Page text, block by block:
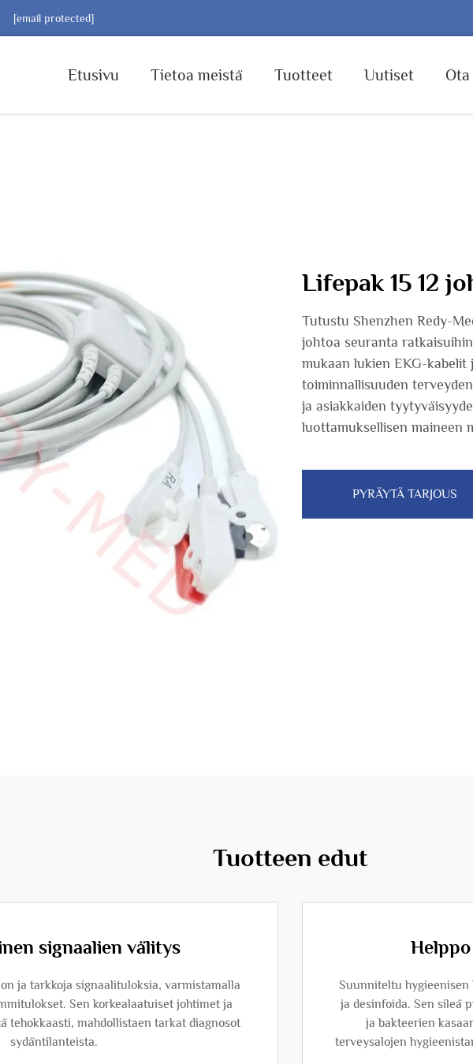
[email protected]
Etusivu Tietoa meistä Tuotteet Uutiset
Lifepak 15 12
Tutustu Shenzhen Redy-
johtoa seuranta
mukaan lukien EKG-
toiminnallisuuden
ja asiakkaiden
luottamuksellisen maineen
PYRÄYTÄ TARJOUS
Tuotteen edut
signaalien välitys
ja tarkkoja signaalituloksia, varmistamalla
Sen korkealaatuiset johtimet ja
tehokkaasti, mahdollistaen tarkat diagnosot
sydäntilanteista.
Suunniteltu
ja desinfoida. Sen sileä
ja bakteerien
terveysalojen